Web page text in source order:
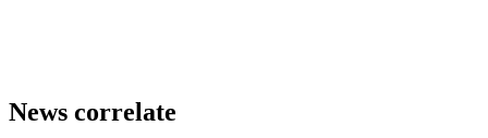
News correlate